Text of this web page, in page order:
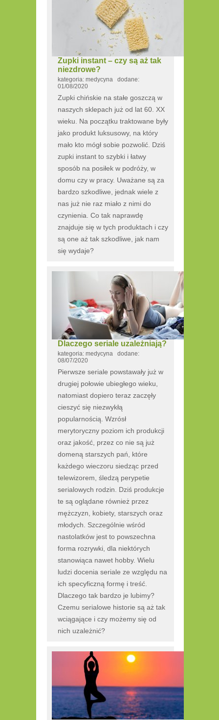
Zupki instant – czy są aż tak
niezdrowe?
kategoria: medycyna dodane:
01/08/2020
Zupki chińskie na stałe goszczą w
naszych sklepach już od lat 60. XX
wieku. Na początku traktowane były
jako produkt luksusowy, na który
mało kto mógł sobie pozwolić. Dziś
zupki instant to szybki i łatwy
sposób na posiłek w podróży, w
domu czy w pracy. Uważane są za
bardzo szkodliwe, jednak wiele z
nas już nie raz miało z nimi do
czynienia. Co tak naprawdę
znajduje się w tych produktach i czy
są one aż tak szkodliwe, jak nam
się wydaje?
Dlaczego seriale uzależniają?
kategoria: medycyna dodane:
08/07/2020
Pierwsze seriale powstawały już w
drugiej połowie ubiegłego wieku,
natomiast dopiero teraz zaczęły
cieszyć się niezwykłą
popularnością. Wzrósł
merytoryczny poziom ich produkcji
oraz jakość, przez co nie są już
domeną starszych pań, które
każdego wieczoru siedząc przed
telewizorem, śledzą perypetie
serialowych rodzin. Dziś produkcje
te są oglądane również przez
mężczyzn, kobiety, starszych oraz
młodych. Szczególnie wśród
nastolatków jest to powszechna
forma rozrywki, dla niektórych
stanowiąca nawet hobby. Wielu
ludzi docenia seriale ze względu na
ich specyficzną formę i treść.
Dlaczego tak bardzo je lubimy?
Czemu serialowe historie są aż tak
wciągające i czy możemy się od
nich uzależnić?